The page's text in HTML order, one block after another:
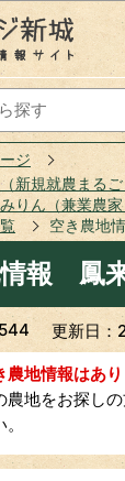
のページの本文
ジ
新規就農まるご
りん（兼業農家
空き農地
報 鳳
更新日：
地情報はあり
農地をお探し